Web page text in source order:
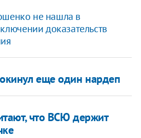
не нашла в
доказательств
еще один нардеп
что ВСЮ держит